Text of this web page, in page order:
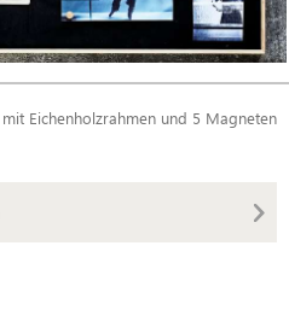
Eichenholzrahmen und 5 Magneten